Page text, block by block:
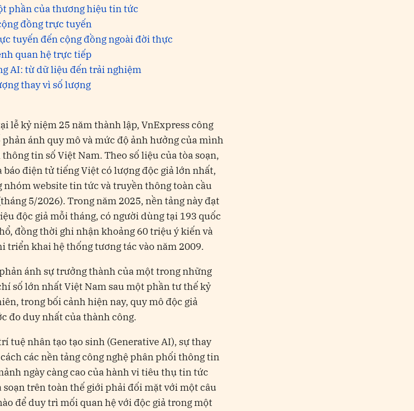
phần của thương hiệu tin tức
đồng trực tuyến
tuyến đến cộng đồng ngoài đời thực
quan hệ trực tiếp
AI: từ dữ liệu đến trải nghiệm
thay vì số lượng
lễ kỷ niệm 25 năm thành lập, VnExpress công
ánh quy mô và mức độ ảnh hưởng của mình
tin số Việt Nam. Theo số liệu của tòa soạn,
báo điện tử tiếng Việt có lượng độc giả lớn nhất,
nhóm website tin tức và truyền thông toàn cầu
5/2026). Trong năm 2025, nền tảng này đạt
độc giả mỗi tháng, có người dùng tại 193 quốc
đồng thời ghi nhận khoảng 60 triệu ý kiến và
triển khai hệ thống tương tác vào năm 2009.
ánh sự trưởng thành của một trong những
số lớn nhất Việt Nam sau một phần tư thế kỷ
trong bối cảnh hiện nay, quy mô độc giả
đo duy nhất của thành công.
tuệ nhân tạo tạo sinh (Generative AI), sự thay
các nền tảng công nghệ phân phối thông tin
ngày càng cao của hành vi tiêu thụ tin tức
soạn trên toàn thế giới phải đối mặt với một câu
để duy trì mối quan hệ với độc giả trong một